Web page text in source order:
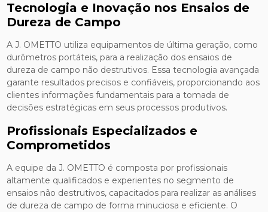
Tecnologia e Inovação nos Ensaios de
Dureza de Campo
A J. OMETTO utiliza equipamentos de última geração, como
durômetros portáteis, para a realização dos ensaios de
dureza de campo não destrutivos. Essa tecnologia avançada
garante resultados precisos e confiáveis, proporcionando aos
clientes informações fundamentais para a tomada de
decisões estratégicas em seus processos produtivos.
Profissionais Especializados e
Comprometidos
A equipe da J. OMETTO é composta por profissionais
altamente qualificados e experientes no segmento de
ensaios não destrutivos, capacitados para realizar as análises
de dureza de campo de forma minuciosa e eficiente. O